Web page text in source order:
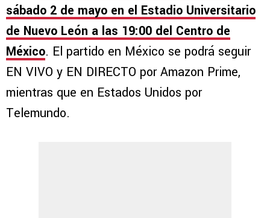
sábado 2 de mayo en el Estadio Universitario
de Nuevo León a las 19:00 del Centro de
México. El partido en México se podrá seguir
EN VIVO y EN DIRECTO por Amazon Prime,
mientras que en Estados Unidos por
Telemundo.